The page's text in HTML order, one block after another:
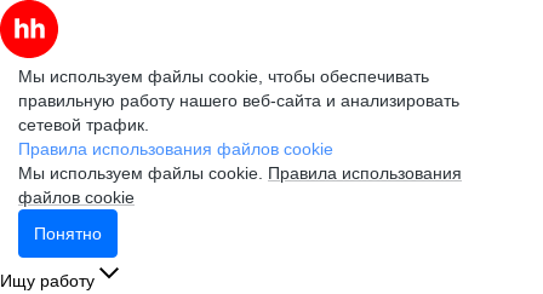
Мы используем файлы cookie, чтобы обеспечивать
правильную работу нашего веб-сайта и анализировать
сетевой трафик.
Правила использования файлов cookie
Мы используем файлы cookie. Правила использования
файлов cookie
Понятно
Ищу работу